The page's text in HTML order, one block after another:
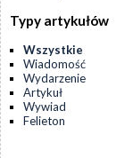
Typy artykułów
Wszystkie
Wiadomość
Wydarzenie
Artykuł
Wywiad
Felieton